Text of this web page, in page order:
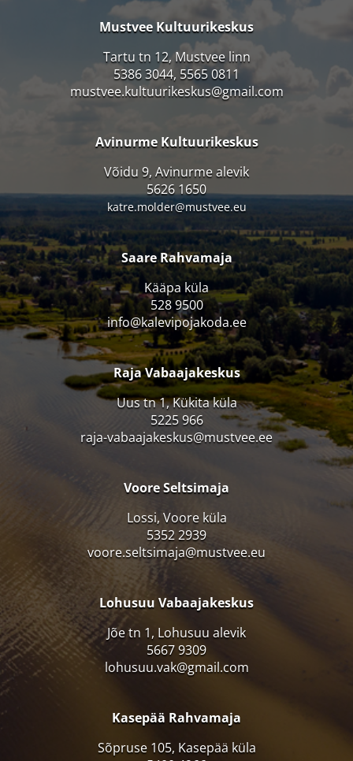
Mustvee Kultuurikeskus
Tartu tn 12, Mustvee linn
5386 3044, 5565 0811
mustvee.kultuurikeskus@gmail.com
Avinurme Kultuurikeskus
Võidu 9, Avinurme alevik
5626 1650
katre.molder@mustvee.eu
Saare Rahvamaja
Kääpa küla
528 9500
info@kalevipojakoda.ee
Raja Vabaajakeskus
Uus tn 1, Kükita küla
5225 966
raja-vabaajakeskus@mustvee.ee
Voore Seltsimaja
Lossi, Voore küla
5352 2939
voore.seltsimaja@mustvee.eu
Lohusuu Vabaajakeskus
Jõe tn 1, Lohusuu alevik
5667 9309
lohusuu.vak@gmail.com
Kasepää Rahvamaja
Sõpruse 105, Kasepää küla